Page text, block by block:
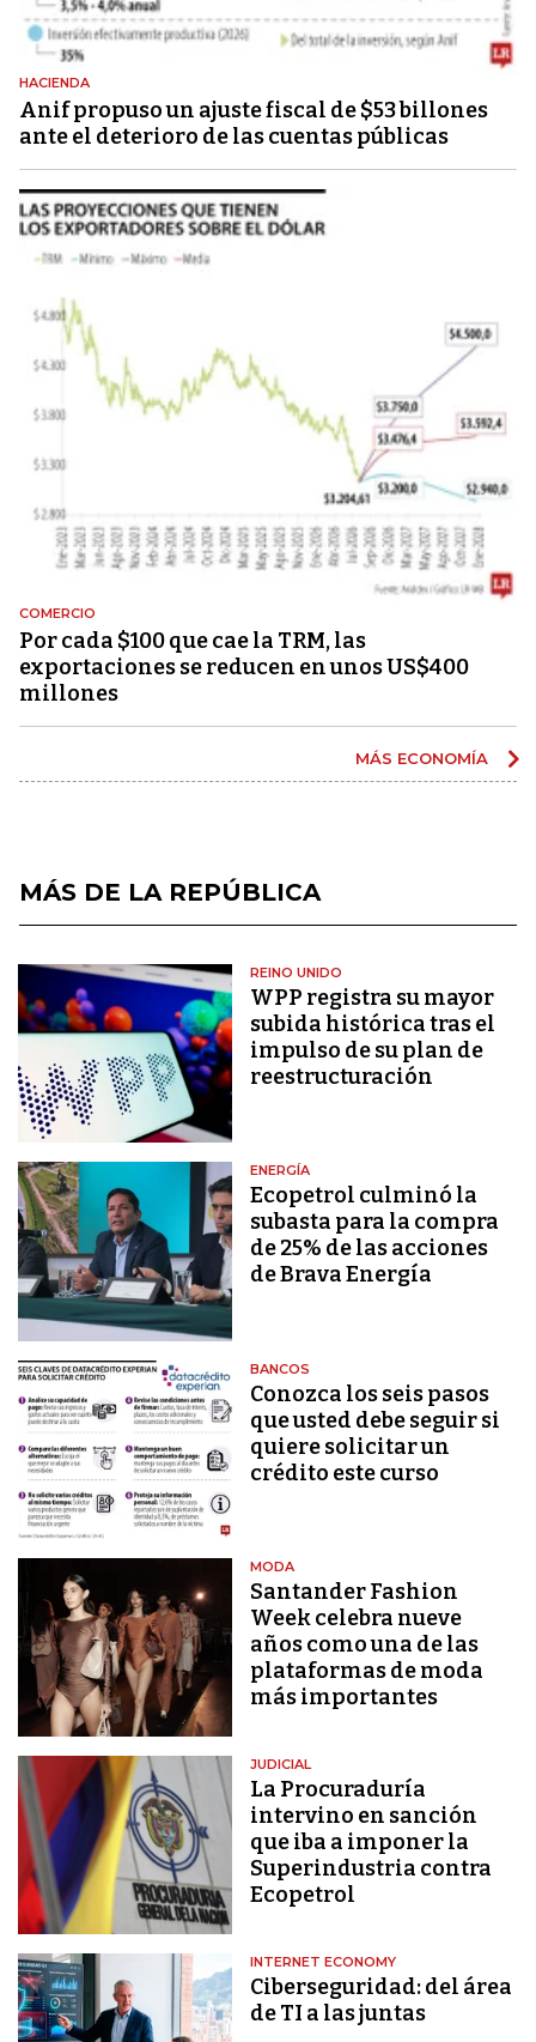
HACIENDA
Anif propuso un ajuste fiscal de $53 billones
ante el deterioro de las cuentas públicas
COMERCIO
Por cada $100 que cae la TRM, las
exportaciones se reducen en unos US$400
millones
MÁS ECONOMÍA
MÁS DE LA REPÚBLICA
REINO UNIDO
WPP registra su mayor
subida histórica tras el
impulso de su plan de
reestructuración
ENERGÍA
Ecopetrol culminó la
subasta para la compra
de 25% de las acciones
de Brava Energía
BANCOS
Conozca los seis pasos
que usted debe seguir si
quiere solicitar un
crédito este curso
MODA
Santander Fashion
Week celebra nueve
años como una de las
plataformas de moda
más importantes
JUDICIAL
La Procuraduría
intervino en sanción
que iba a imponer la
Superindustria contra
Ecopetrol
INTERNET ECONOMY
Ciberseguridad: del área
de TI a las juntas